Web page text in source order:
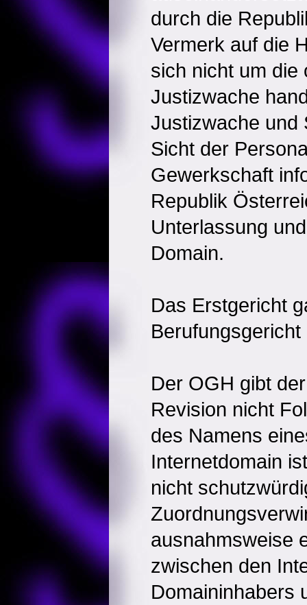
durch die
Vermerk auf die
sich nicht um die
Justizwache
Justizwache und
Sicht der
Gewerkschaft
Republik
Unterlassung
Domain.
Das Erstgericht
Der OGH gibt
Revision nicht
des Namens
Internetdomain
nicht
ausnahmsweise
zwischen den
Domaininhabers